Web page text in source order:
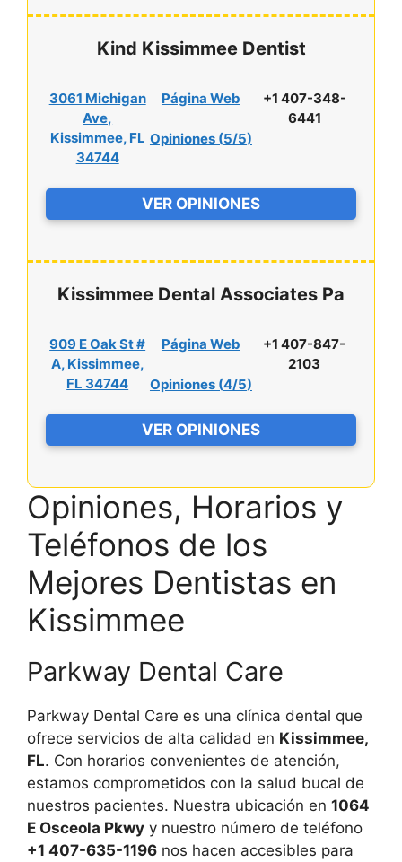
Kind Kissimmee Dentist
3061 Michigan
Ave,
Kissimmee, FL
34744
Página Web
Opiniones (5/5)
+1 407-348-
6441
VER OPINIONES
Kissimmee Dental Associates Pa
909 E Oak St #
A, Kissimmee,
FL 34744
Página Web
Opiniones (4/5)
+1 407-847-
2103
VER OPINIONES
Opiniones, Horarios y
Teléfonos de los
Mejores Dentistas en
Kissimmee
Parkway Dental Care
Parkway Dental Care es una clínica dental que
ofrece servicios de alta calidad en Kissimmee,
FL. Con horarios convenientes de atención,
estamos comprometidos con la salud bucal de
nuestros pacientes. Nuestra ubicación en 1064
E Osceola Pkwy y nuestro número de teléfono
+1 407-635-1196 nos hacen accesibles para